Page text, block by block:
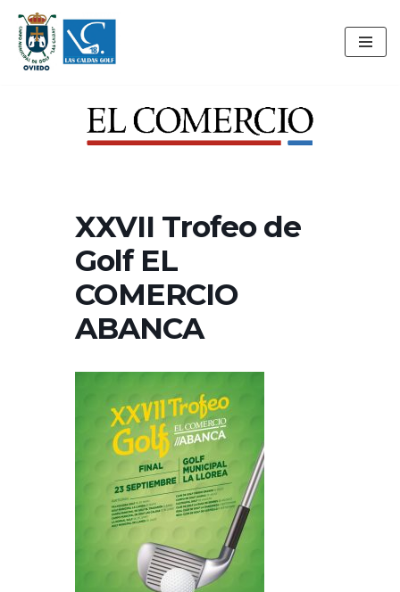
Saltar
al
XXVII Trofeo de
Golf EL
COMERCIO
ABANCA